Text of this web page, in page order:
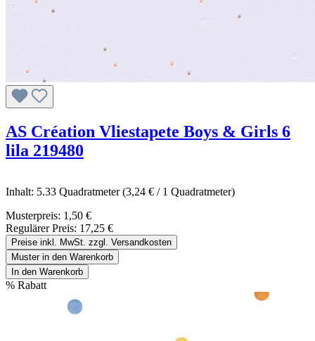
AS Création Vliestapete Boys & Girls 6
lila 219480
Inhalt: 5.33 Quadratmeter(3,24 € / 1 Quadratmeter)
Musterpreis: 1,50 €
Regulärer Preis: 17,25 €
Preise inkl. MwSt. zzgl. Versandkosten
Muster in den Warenkorb
In den Warenkorb
% Rabatt